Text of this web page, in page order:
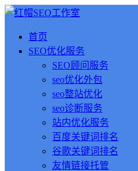
首页
SEO优化服务
SEO顾问服务
seo优化外包
seo整站优化
seo诊断服务
站内优化服务
百度关键词排名
谷歌关键词排名
友情链接托管